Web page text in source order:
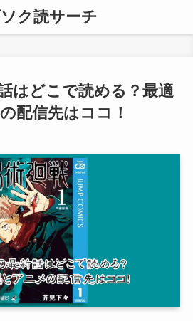
ク読サーチ
はどこで読める？最適
配信先はココ！